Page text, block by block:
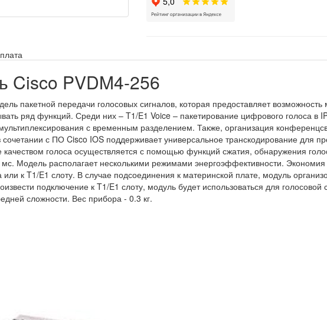
Cisco PVDM4-256
пакетной передачи голосовых сигналов, которая предоставляет
ряд функций. Среди них – T1/E1 Voice – пакетирование цифрового голоса в
с временным разделением. Также, организация
с ПО Cisco IOS поддерживает универсальное транскодирование для
голоса осуществляется с помощью функций сжатия, обнаружения
Модель располагает несколькими режимами энергоэффективности.
к T1/E1 слоту. В случае подсоединения к материнской плате, модуль
подключение к T1/E1 слоту, модуль будет использоваться для
сложности. Вес прибора - 0.3 кг.